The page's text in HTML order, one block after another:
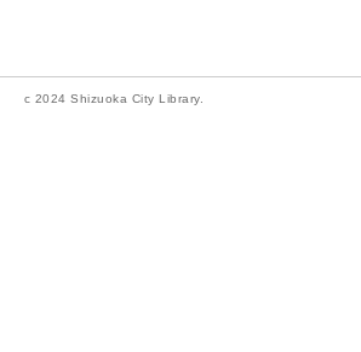
c 2024 Shizuoka City Library.